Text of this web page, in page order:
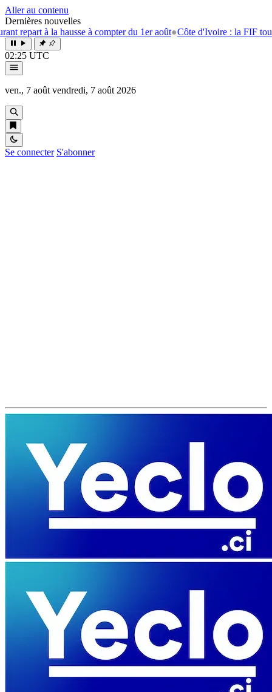
Aller au contenu
Dernières nouvelles
la hausse à compter du 1er août●Côte d'Ivoire : la FIF tourne la page
02:25 UTC
ven., 7 août vendredi, 7 août 2026
Se connecter S'abonner